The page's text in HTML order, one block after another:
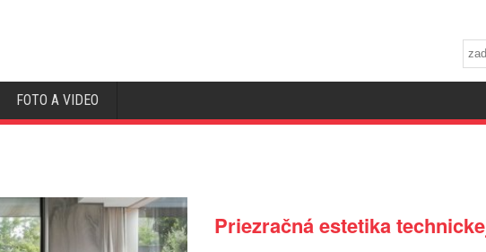
FOTO A VIDEO
Priezračná estetika